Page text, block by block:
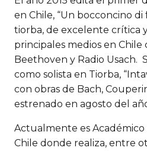
en Chile, “Un bocconcino di
tiorba, de excelente crítica
principales medios en Chile
Beethoven y Radio Usach.
como solista en Tiorba,
con obras de Bach,
estrenado en agosto del
Actualmente es Académico
Chile donde realiza, entre